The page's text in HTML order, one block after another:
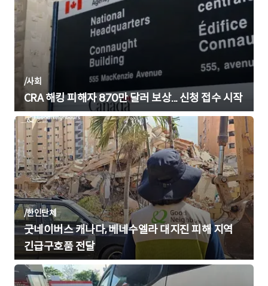
/사회
CRA 해킹 피해자 870만 달러 보상... 신청 접수 시작
/한인단체
굿네이버스 캐나다, 베네수엘라 대지진 피해 지역
긴급구호품 전달